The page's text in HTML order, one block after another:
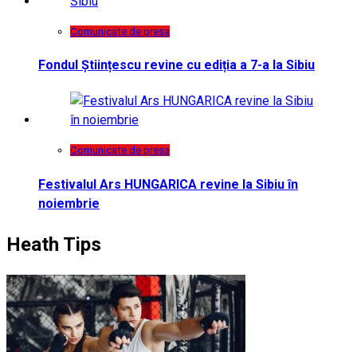
Comunicate de presa
Fondul Științescu revine cu ediția a 7-a la Sibiu
Comunicate de presa
Festivalul Ars HUNGARICA revine la Sibiu în
noiembrie
Heath Tips